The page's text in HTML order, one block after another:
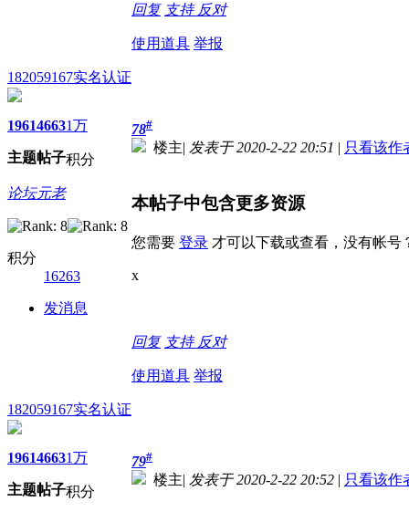
回复 支持 反对
使用道具 举报
182059167实名认证
1961
主题
4663
帖子
1万
积分
论坛元老
积分
16263
发消息
78#
楼主| 发表于 2020-2-22 20:51 | 只看该作
本帖子中包含更多资源
您需要 登录 才可以下载或查看，没有帐号
x
回复 支持 反对
使用道具 举报
182059167实名认证
1961
主题
4663
帖子
1万
积分
79#
楼主| 发表于 2020-2-22 20:52 | 只看该作